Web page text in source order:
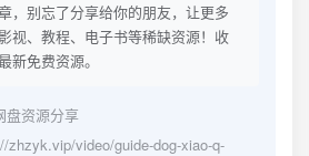
，别忘了分享给你的朋友，让更多
视、教程、电子书等稀缺资源！收
新免费资源。
盘资源分享
zhzyk.vip/video/guide-dog-xiao-q-